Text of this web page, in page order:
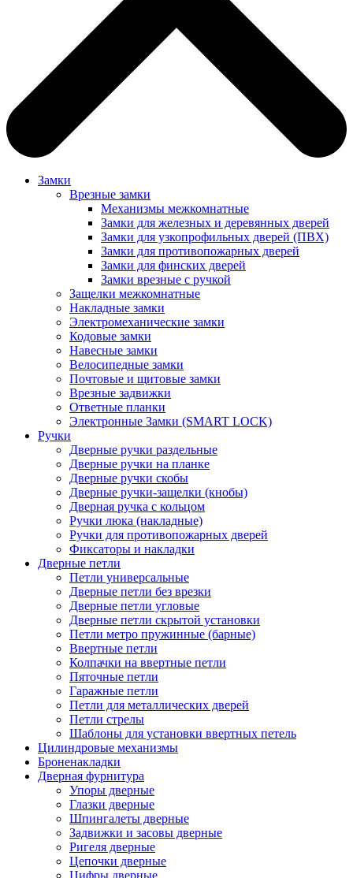
Замки
Врезные замки
Механизмы межкомнатные
Замки для железных и деревянных дверей
Замки для узкопрофильных дверей (ПВХ)
Замки для противопожарных дверей
Замки для финских дверей
Замки врезные с ручкой
Защелки межкомнатные
Накладные замки
Электромеханические замки
Кодовые замки
Навесные замки
Велосипедные замки
Почтовые и щитовые замки
Врезные задвижки
Ответные планки
Электронные Замки (SMART LOCK)
Ручки
Дверные ручки раздельные
Дверные ручки на планке
Дверные ручки скобы
Дверные ручки-защелки (кнобы)
Дверная ручка с кольцом
Ручки люка (накладные)
Ручки для противопожарных дверей
Фиксаторы и накладки
Дверные петли
Петли универсальные
Дверные петли без врезки
Дверные петли угловые
Дверные петли скрытой установки
Петли метро пружинные (барные)
Ввертные петли
Колпачки на ввертные петли
Пяточные петли
Гаражные петли
Петли для металлических дверей
Петли стрелы
Шаблоны для установки ввертных петель
Цилиндровые механизмы
Броненакладки
Дверная фурнитура
Упоры дверные
Глазки дверные
Шпингалеты дверные
Задвижки и засовы дверные
Ригеля дверные
Цепочки дверные
Цифры дверные